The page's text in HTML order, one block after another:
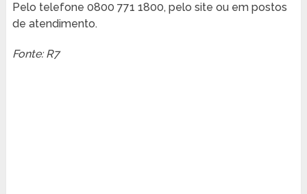
Pelo telefone 0800 771 1800, pelo site ou em postos
de atendimento.
Fonte: R7